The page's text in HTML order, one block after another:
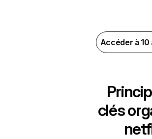
Accéder à
clés